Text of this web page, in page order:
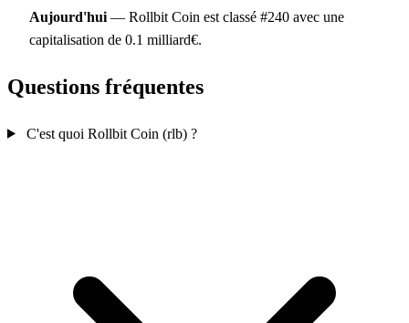
Aujourd'hui — Rollbit Coin est classé #240 avec une
capitalisation de 0.1 milliard€.
Questions fréquentes
C'est quoi Rollbit Coin (rlb) ?